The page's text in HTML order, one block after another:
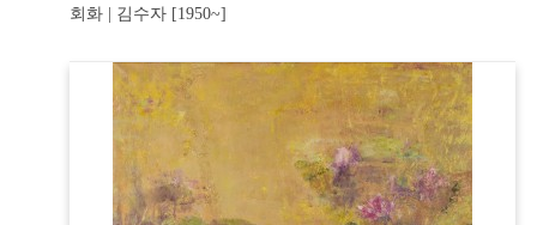
회화 | 김수자 [1950~]